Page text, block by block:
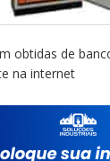
obtidas de
na internet